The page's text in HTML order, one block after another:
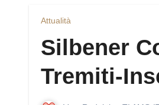
Attualità
Silbener
Tremiti-